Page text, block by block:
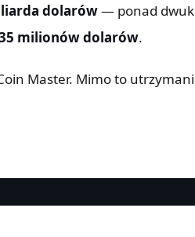
dolarów— ponad
milionów dolarów.
Master. Mimo to